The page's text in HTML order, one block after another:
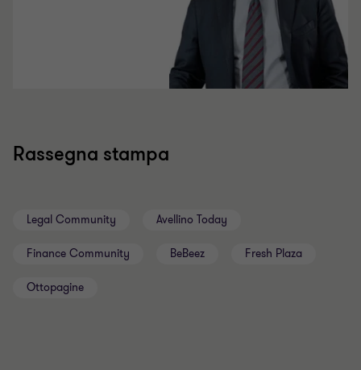
Rassegna stampa
Legal Community Avellino Today
Finance Community BeBeez Fresh Plaza
Ottopagine